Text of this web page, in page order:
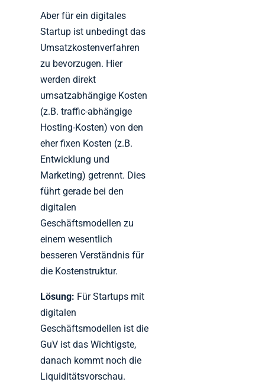
Aber für ein digitales
Startup ist unbedingt das
Umsatzkostenverfahren
zu bevorzugen. Hier
werden direkt
umsatzabhängige Kosten
(z.B. traffic-abhängige
Hosting-Kosten) von den
eher fixen Kosten (z.B.
Entwicklung und
Marketing) getrennt. Dies
führt gerade bei den
digitalen
Geschäftsmodellen zu
einem wesentlich
besseren Verständnis für
die Kostenstruktur.
Lösung: Für Startups mit
digitalen
Geschäftsmodellen ist die
GuV ist das Wichtigste,
danach kommt noch die
Liquiditätsvorschau.